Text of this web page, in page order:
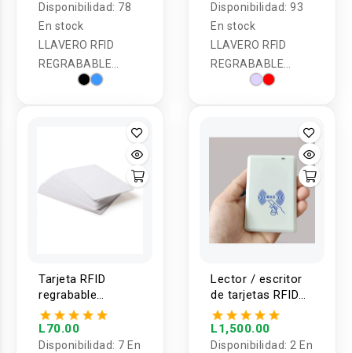
Disponibilidad: 78
En stock
LLAVERO RFID
REGRABABLE
125KHZ
Disponibilidad: 93
En stock
LLAVERO RFID
REGRABABLE
13.56MHZ
Tarjeta RFID
regrabable
125KHZ EM4305
T5577
L70.00
Disponibilidad: 7 En
Lector / escritor
de tarjetas RFID
915mhz
L1,500.00
Disponibilidad: 2 En